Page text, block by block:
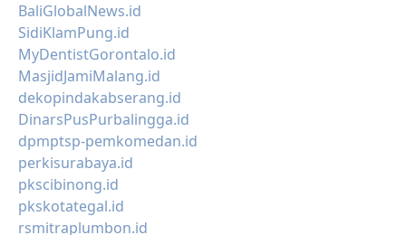
BaliGlobalNews.id
SidiKlamPung.id
MyDentistGorontalo.id
MasjidJamiMalang.id
dekopindakabserang.id
DinarsPusPurbalingga.id
dpmptsp-pemkomedan.id
perkisurabaya.id
pkscibinong.id
pkskotategal.id
rsmitraplumbon.id